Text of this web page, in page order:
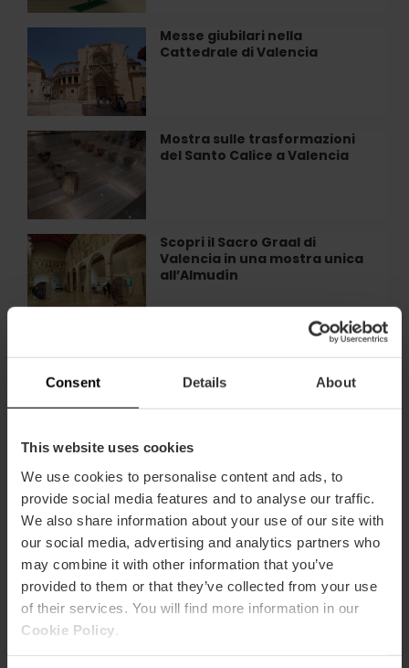
Consent Details About
This website uses cookies
We use cookies to personalise content and ads, to
provide social media features and to analyse our traffic.
We also share information about your use of our site with
our social media, advertising and analytics partners who
may combine it with other information that you’ve
provided to them or that they’ve collected from your use
of their services. You will find more information in our
Cookie Policy
Apoteosis
Now"
Valencia
Messe giubilari nella
Cattedrale di Valencia
giubilari
nella
Cattedrale
di
Valencia
Mostra sulle trasformazioni
del Santo Calice a Valencia
Mostra
sulle
trasformazioni
Santo
Calice
a
Valencia
Scopri il Sacro Graal di
Valencia in una mostra unica
all’Almudín
Scopri
Sacro
Graal
in
una
L'esposizione di Anselm Kiefer
arriva a Valencia
Anselm
Kiefer
a
Mostra "Roma in miniatura" a
Mostra
"Roma
miniatura"
a
Valencia
Visita guidata dello Stadio
Ciutat de València
Visita
guidata
dello
Stadio
Ciutat
Itinerari guidati in moto per
Itinerari